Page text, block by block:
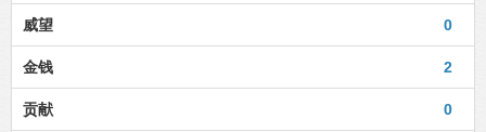
0
威望
2
金钱
0
贡献